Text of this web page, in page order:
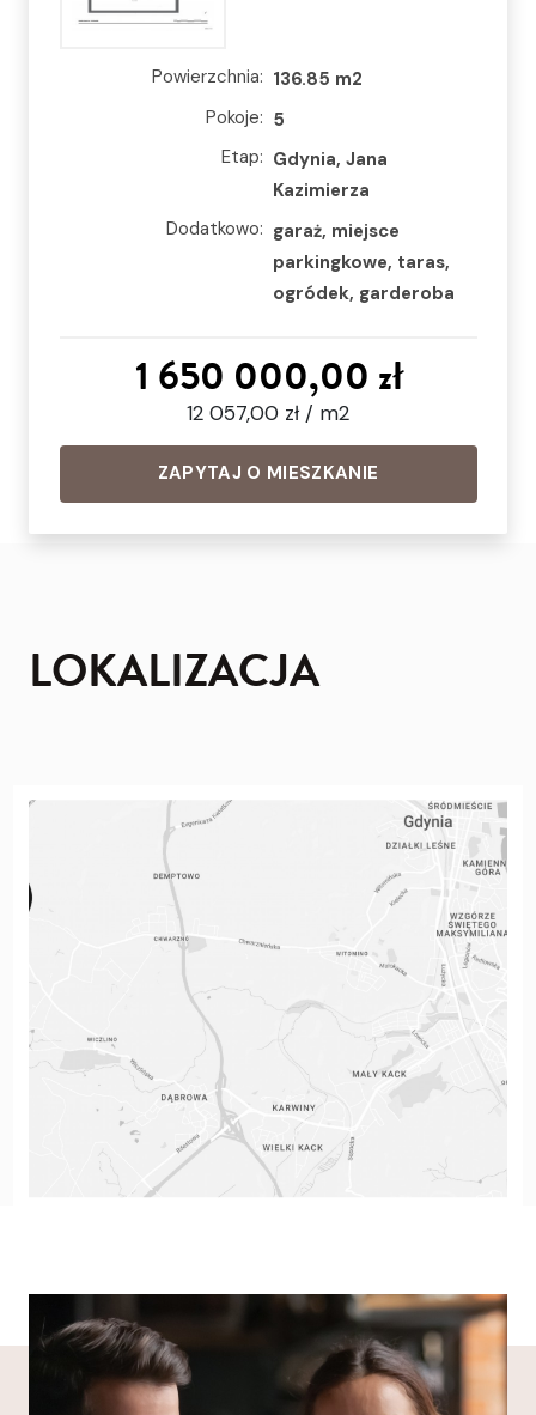
Powierzchnia: 136.85 m2
Pokoje: 5
Etap: Gdynia, Jana
Kazimierza
Dodatkowo: garaż, miejsce
parkingkowe, taras,
ogródek, garderoba
1 650 000,00 zł
12 057,00 zł / m2
ZAPYTAJ O MIESZKANIE
LOKALIZACJA